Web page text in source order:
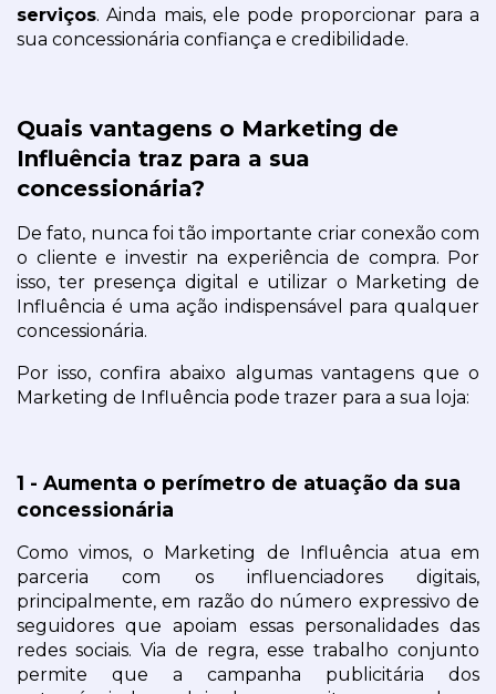
serviços. Ainda mais, ele pode proporcionar para a
sua concessionária confiança e credibilidade.
Quais vantagens o Marketing de
Influência traz para a sua
concessionária?
De fato, nunca foi tão importante criar conexão com
o cliente e investir na experiência de compra. Por
isso, ter presença digital e utilizar o Marketing de
Influência é uma ação indispensável para qualquer
concessionária.
Por isso, confira abaixo algumas vantagens que o
Marketing de Influência pode trazer para a sua loja:
1 - Aumenta o perímetro de atuação da sua
concessionária
Como vimos, o Marketing de Influência atua em
parceria com os influenciadores digitais,
principalmente, em razão do número expressivo de
seguidores que apoiam essas personalidades das
redes sociais. Via de regra, esse trabalho conjunto
permite que a campanha publicitária dos